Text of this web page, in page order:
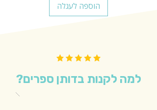
הוספה לעגלה
למה לקנות בדותן ספרים?